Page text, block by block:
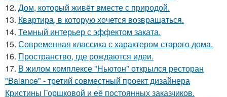
12. Дом, который живёт вместе с природой.
13. Квартира, в которую хочется возвращаться.
14. Темный интерьер с эффектом заката.
15. Современная классика с характером старого дома.
16. Пространство, где рождаются идеи.
17. В жилом комплексе "Ньютон" открылся ресторан
"Balance" - третий совместный проект дизайнера
Кристины Горшковой и её постоянных заказчиков.